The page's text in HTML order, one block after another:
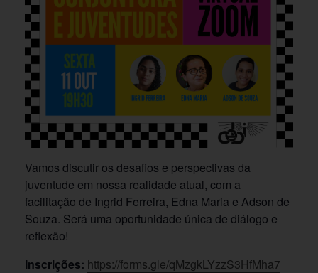
Vamos discutir os desafios e perspectivas da
juventude em nossa realidade atual, com a
facilitação de Ingrid Ferreira, Edna Maria e Adson de
Souza. Será uma oportunidade única de diálogo e
reflexão!
Inscrições: https://forms.gle/qMzgkLYzzS3HfMha7